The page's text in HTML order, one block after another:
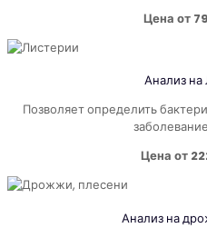
Цена от
Анализ на
Позволяет определить
Цена от
Анализ на